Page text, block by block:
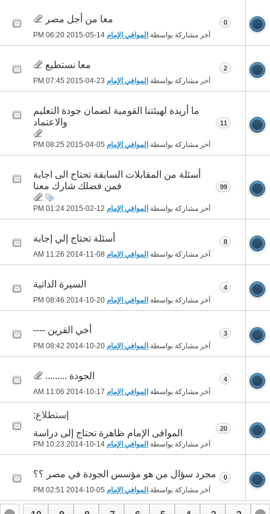
معا من أجل مصر
آخر مشاركة بواسطة الموافي الإمام 06:20 PM
0
معا نستطيع
آخر مشاركة بواسطة الموافي الإمام 07:45 PM
2
ما أريدة لهيئتنا القومية لضمان جودة التعليم
والاعتماد
آخر مشاركة بواسطة الموافي الإمام 08:25 PM
11
أسئلة من المقابلات السابقة تحتاج الى اجابة
فمن فضلك شارك معنا
آخر مشاركة بواسطة الموافي الإمام 01:24 PM
99
أسئلة تحتاج إلي إجابة
آخر مشاركة بواسطة الموافي الإمام 11:26 AM
8
السيرة الذاتية
آخر مشاركة بواسطة الموافي الإمام 08:46 PM
4
أخي القرين ----
آخر مشاركة بواسطة الموافي الإمام 08:42 PM
3
الجودة .........
آخر مشاركة بواسطة الموافي الإمام 11:06 AM
4
إستطلاع:
الموافى الإمام ظاهرة تحتاج إلى دراسة
آخر مشاركة بواسطة الموافي الإمام 10:23 PM
20
مجرد سؤال من هو مؤسس الجودة في مصر ؟؟
آخر مشاركة بواسطة الموافي الإمام 02:51 PM
0